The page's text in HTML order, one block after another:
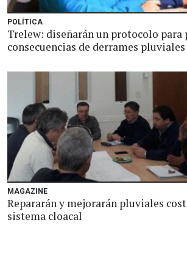
POLÍTICA
Trelew: diseñarán un protocolo para
consecuencias de derrames
MAGAZINE
Repararán y mejorarán pluviales
sistema cloacal